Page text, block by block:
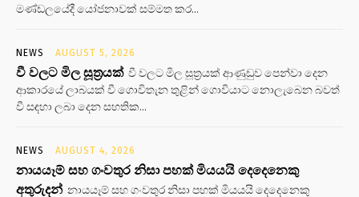
මණ්ඩලයේදී යෝජනාවක් සම්මත කර...
NEWS AUGUST 5, 2026
වී වලට මිල සූත්‍රයක් වී වලට මිල සූත්‍රයක් ආණුඩුව පෙන්වා දෙන
ආකාරයේ ලාබයක් වී ගොවිතැන තුළින් ගොවියාට නොලැබෙන බවත්
වී සඳහා ලබා දෙන සහතික...
NEWS AUGUST 4, 2026
නායයෑම් සහ ගංවතුර නිසා පහක් මියයයි දෙදෙනෙකු
අතුරුදන් නායයෑම් සහ ගංවතුර නිසා පහක් මියයයි දෙදෙනෙකු